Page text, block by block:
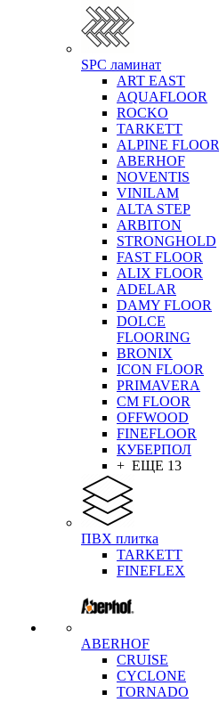
SPC ламинат
ART EAST
AQUAFLOOR
ROCKO
TARKETT
ALPINE FLOOR
ABERHOF
NOVENTIS
VINILAM
ALTA STEP
ARBITON
STRONGHOLD
FAST FLOOR
ALIX FLOOR
ADELAR
DAMY FLOOR
DOLCE
FLOORING
BRONIX
ICON FLOOR
PRIMAVERA
CM FLOOR
OFFWOOD
FINEFLOOR
КУБЕРПОЛ
+ ЕЩЕ 13
ПВХ плитка
TARKETT
FINEFLEX
ABERHOF
CRUISE
CYCLONE
TORNADO